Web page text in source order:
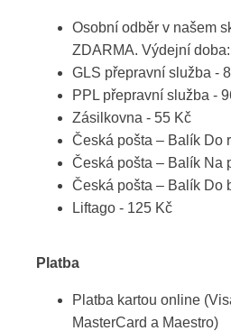
Osobní odběr v našem
ZDARMA. Výdejní
GLS přepravní služba -
PPL přepravní služba -
Zásilkovna - 55 Kč
Česká pošta – Balík Do
Česká pošta – Balík Na
Česká pošta – Balík Do
Liftago - 125 Kč
Platba
Platba kartou online
MasterCard a Maestro)